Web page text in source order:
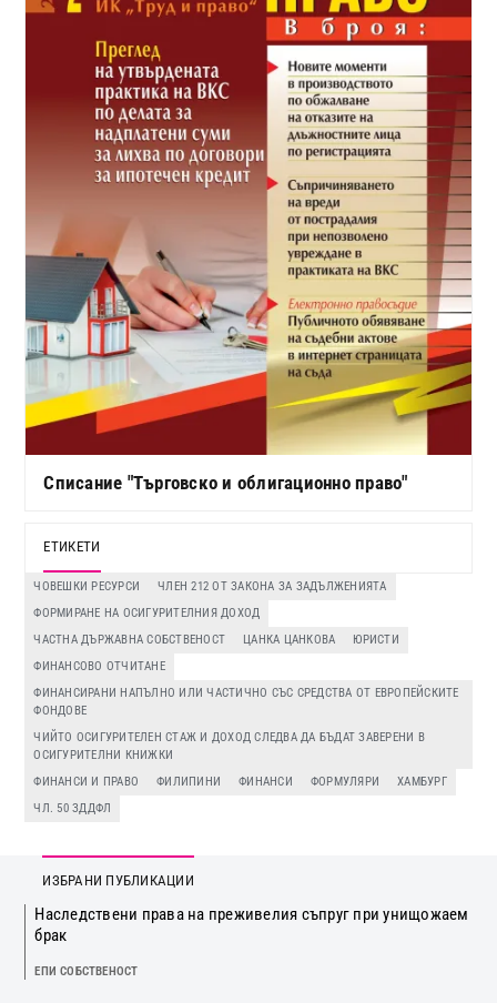
Списание "Търговско и облигационно право"
ЕТИКЕТИ
ЧОВЕШКИ РЕСУРСИ
ЧЛЕН 212 ОТ ЗАКОНА ЗА ЗАДЪЛЖЕНИЯТА
ФОРМИРАНЕ НА ОСИГУРИТЕЛНИЯ ДОХОД
ЧАСТНА ДЪРЖАВНА СОБСТВЕНОСТ
ЦАНКА ЦАНКОВА
ЮРИСТИ
ФИНАНСОВО ОТЧИТАНЕ
ФИНАНСИРАНИ НАПЪЛНО ИЛИ ЧАСТИЧНО СЪС СРЕДСТВА ОТ ЕВРОПЕЙСКИТЕ
ФОНДОВЕ
ЧИЙТО ОСИГУРИТЕЛЕН СТАЖ И ДОХОД СЛЕДВА ДА БЪДАТ ЗАВЕРЕНИ В
ОСИГУРИТЕЛНИ КНИЖКИ
ФИНАНСИ И ПРАВО
ФИЛИПИНИ ФИНАНСИ ФОРМУЛЯРИ
ХАМБУРГ
ЧЛ. 50 ЗДДФЛ
ИЗБРАНИ ПУБЛИКАЦИИ
Наследствени права на преживелия съпруг при унищожаем
брак
ЕПИ СОБСТВЕНОСТ